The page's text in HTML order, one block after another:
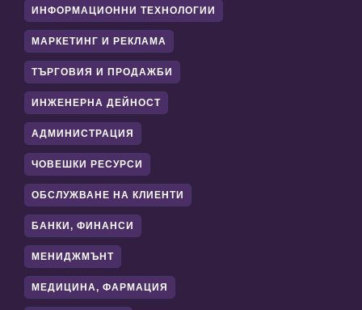
ИНФОРМАЦИОННИ ТЕХНОЛОГИИ
МАРКЕТИНГ И РЕКЛАМА
ТЪРГОВИЯ И ПРОДАЖБИ
ИНЖЕНЕРНА ДЕЙНОСТ
АДМИНИСТРАЦИЯ
ЧОВЕШКИ РЕСУРСИ
ОБСЛУЖВАНЕ НА КЛИЕНТИ
БАНКИ, ФИНАНСИ
МЕНИДЖМЪНТ
МЕДИЦИНА, ФАРМАЦИЯ